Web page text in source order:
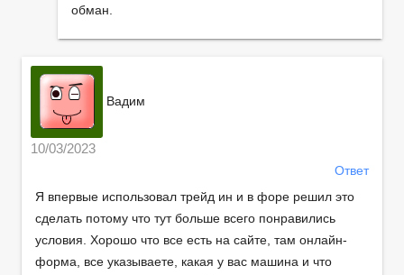
обман.
Вадим
10/03/2023
Ответ
Я впервые использовал трейд ин и в форе решил это
сделать потому что тут больше всего понравились
условия. Хорошо что все есть на сайте, там онлайн-
форма, все указываете, какая у вас машина и что